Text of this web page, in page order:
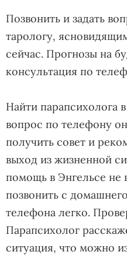
Позвонить и задать
тарологу,
сейчас. Прогнозы на
консультация по
Найти парапсихолога
вопрос по телефону
получить совет и
выход из жизненной
помощь в Энгельсе не
позвонить с
телефона легко.
Парапсихолог
ситуация, что можно